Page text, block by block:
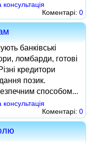
Коментарі: 0
банківські
ломбарди, готові
кредитори
позик.
способом...
Коментарі: 0